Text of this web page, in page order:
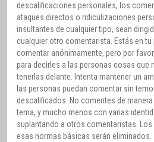
descalificaciones personales, los
ataques directos o ridiculizaciones
insultantes de cualquier tipo, sean
cualquier otro comentarista. Estás en
comentar anónimamente, pero por
para decirles a las personas cosas que
tenerlas delante. Intenta mantener un
las personas puedan comentar sin
descalificados. No comentes de
tema, y mucho menos con varias
suplantando a otros comentaristas.
esas normas básicas serán eliminados.